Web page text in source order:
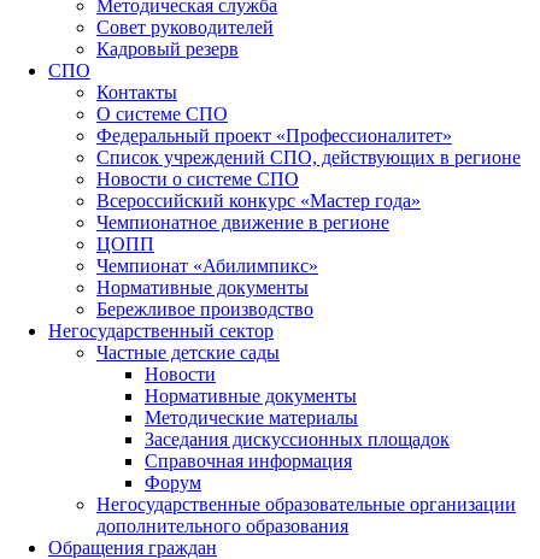
Методическая служба
Совет руководителей
Кадровый резерв
СПО
Контакты
О системе СПО
Федеральный проект «Профессионалитет»
Список учреждений СПО, действующих в регионе
Новости о системе СПО
Всероссийский конкурс «Мастер года»
Чемпионатное движение в регионе
ЦОПП
Чемпионат «Абилимпикс»
Нормативные документы
Бережливое производство
Негосударственный сектор
Частные детские сады
Новости
Нормативные документы
Методические материалы
Заседания дискуссионных площадок
Справочная информация
Форум
Негосударственные образовательные организации
дополнительного образования
Обращения граждан